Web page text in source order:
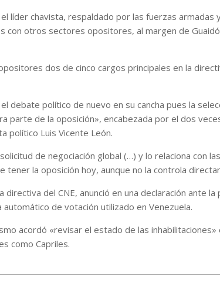
líder chavista, respaldado por las fuerzas armadas
con otros sectores opositores, al margen de
dos de cinco cargos principales en la
debate político de nuevo en su cancha pues la
parte de la oposición», encabezada por el dos
político Luis Vicente León.
de negociación global (…) y lo relaciona con
tener la oposición hoy, aunque no la controla
del CNE, anunció en una declaración ante la
de votación utilizado en Venezuela.
acordó «revisar el estado de las
como Capriles.